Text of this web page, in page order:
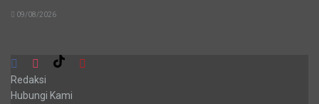
09/08/2026
Redaksi
Hubungi Kami